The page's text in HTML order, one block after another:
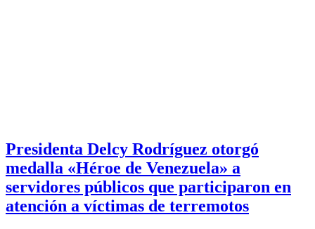
Presidenta Delcy Rodríguez otorgó
medalla «Héroe de Venezuela» a
servidores públicos que participaron en
atención a víctimas de terremotos